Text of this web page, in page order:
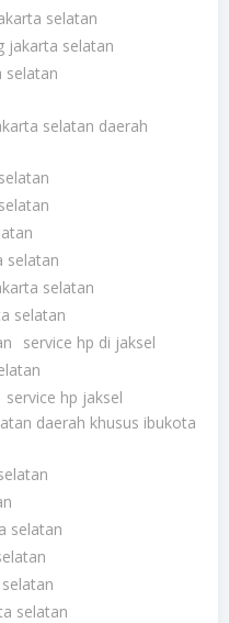
selatan
jakarta selatan
selatan
selatan daerah
selatan
selatan
selatan
service hp di jaksel
service hp jaksel
daerah khusus ibukota
selatan
selatan